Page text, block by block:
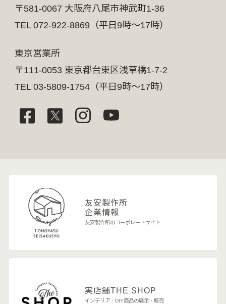
〒581-0067 大阪府八尾市神武町1-36
TEL 072-922-8869（平日9時～17時）
東京営業所
〒111-0053 東京都台東区浅草橋1-7-2
TEL 03-5809-1754（平日9時～17時）
友安製作所
企業情報
友安製作所のコーポレートサイト
実店舗THE SHOP
インテリア・DIY商品の展示・販売